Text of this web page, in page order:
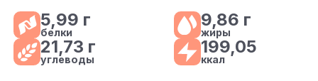
5,99 г
белки
9,86 г
жиры
21,73 г
углеводы
199,05
ккал